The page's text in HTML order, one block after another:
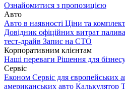
Ознайомитися з пропозицією
Авто
Авто в наявності Ціни та
Довідник офіційних витрат
тест-драйв Запис на СТО
Корпоративним клієнтам
Наші переваги Рішення для
Сервіс
Економ Сервіс для європейських
американських авто Калькулятор